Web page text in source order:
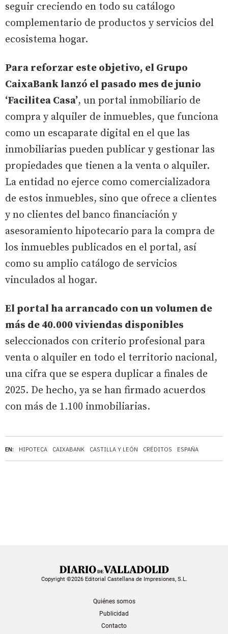
EN: HIPOTECA CAIXABANK CASTILLA Y LEÓN CRÉDITOS ESPAÑA
seguir creciendo en todo su catálogo
complementario de productos y servicios del
ecosistema hogar.
Para reforzar este objetivo, el Grupo
CaixaBank lanzó el pasado mes de junio
‘Facilitea Casa’, un portal inmobiliario de
compra y alquiler de inmuebles, que funciona
como un escaparate digital en el que las
inmobiliarias pueden publicar y gestionar las
propiedades que tienen a la venta o alquiler.
La entidad no ejerce como comercializadora
de estos inmuebles, sino que ofrece a clientes
y no clientes del banco financiación y
asesoramiento hipotecario para la compra de
los inmuebles publicados en el portal, así
como su amplio catálogo de servicios
vinculados al hogar.
El portal ha arrancado con un volumen de
más de 40.000 viviendas disponibles
seleccionados con criterio profesional para
venta o alquiler en todo el territorio nacional,
una cifra que se espera duplicar a finales de
2025. De hecho, ya se han firmado acuerdos
con más de 1.100 inmobiliarias.
Copyright ©2026 Editorial Castellana de Impresiones, S.L.
Quiénes somos
Publicidad
Contacto